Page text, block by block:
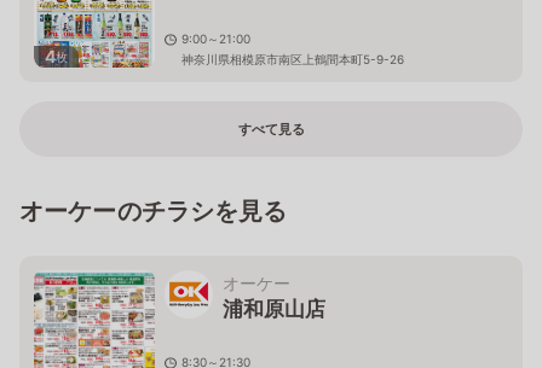
4枚
9:00～21:00
神奈川県相模原市南区上鶴間本町5-9-26
すべて見る
オーケーのチラシを見る
オーケー
浦和原山店
8:30～21:30